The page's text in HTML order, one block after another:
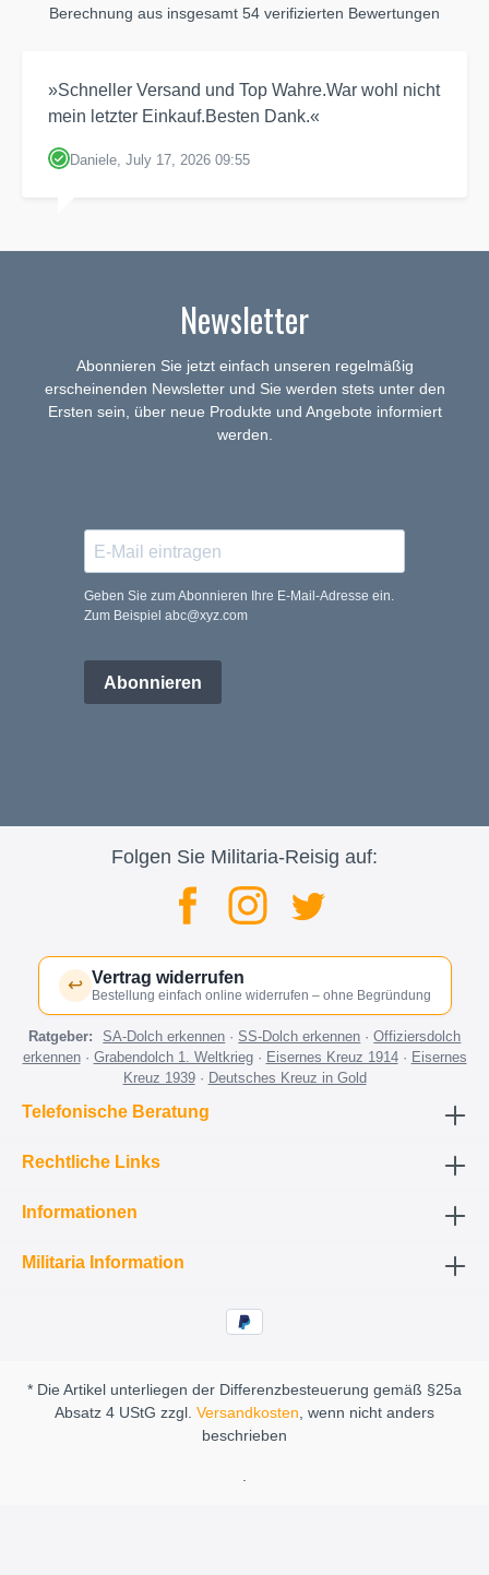
Berechnung aus insgesamt 54 verifizierten Bewertungen
»Schneller Versand und Top Wahre.War wohl nicht
mein letzter Einkauf.Besten Dank.«
Daniele, July 17, 2026 09:55
Newsletter
Abonnieren Sie jetzt einfach unseren regelmäßig
erscheinenden Newsletter und Sie werden stets unter den
Ersten sein, über neue Produkte und Angebote informiert
werden.
Geben Sie zum Abonnieren Ihre E-Mail-Adresse ein.
Zum Beispiel abc@xyz.com
Abonnieren
Folgen Sie Militaria-Reisig auf:
↩ Vertrag widerrufen
Bestellung einfach online widerrufen – ohne Begründung
Ratgeber: SA-Dolch erkennen ·SS-Dolch erkennen ·Offiziersdolch
erkennen· Grabendolch 1. Weltkrieg· Eisernes Kreuz 1914· Eisernes
Kreuz 1939· Deutsches Kreuz in Gold
Telefonische Beratung
Rechtliche Links
Informationen
Militaria Information
* Die Artikel unterliegen der Differenzbesteuerung gemäß §25a
Absatz 4 UStG zzgl. Versandkosten , wenn nicht anders
beschrieben